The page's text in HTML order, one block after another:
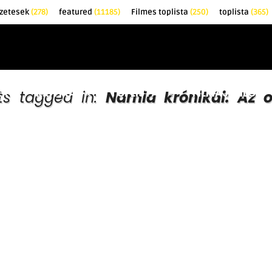
(278) featured (11185) Filmes toplista (250) toplista (365)
KRITIKÁK TOPLISTÁK FILMAJÁNLÓ
tagged in: Narnia krónikái: Az